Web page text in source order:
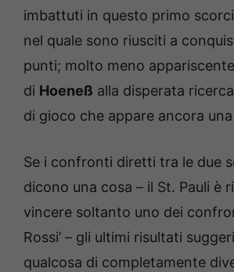
imbattuti in questo primo
nel quale sono riusciti a
punti; molto meno
di Hoeneß alla disperata
di gioco che appare ancora
Se i confronti diretti tra le due
dicono una cosa – il St. Pauli è
vincere soltanto uno dei
Rossi’ – gli ultimi risultati
qualcosa di completamente